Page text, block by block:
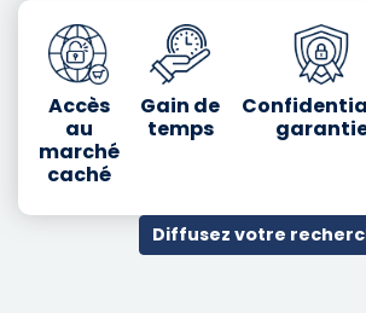
Accès
au
marché
caché
Gain de
temps
Diffusez votre